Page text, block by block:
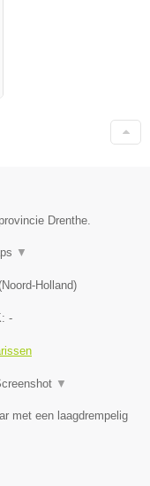
Drenthe.
▼
Noord-Holland)
-
▼
met een laagdrempelig